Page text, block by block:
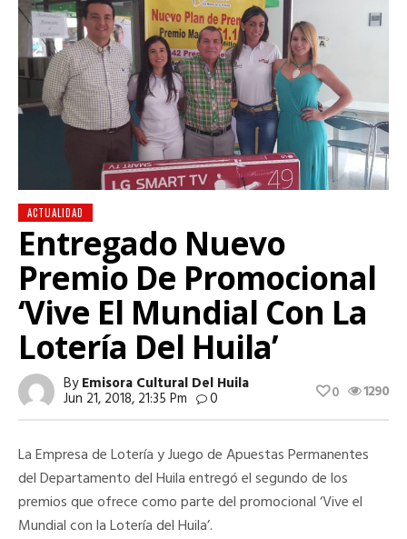
ACTUALIDAD
Entregado Nuevo
Premio De Promocional
‘Vive El Mundial Con La
Lotería Del Huila’
ByEmisora Cultural Del Huila
Jun 21, 2018, 21:35 Pm 0 1290
0
La Empresa de Lotería y Juego de Apuestas Permanentes
del Departamento del Huila entregó el segundo de los
premios que ofrece como parte del promocional ‘Vive el
Mundial con la Lotería del Huila’.